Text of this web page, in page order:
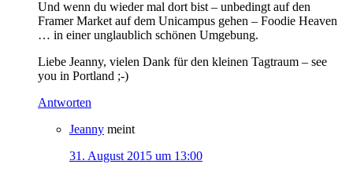
Und wenn du wieder mal dort bist – unbedingt auf den
Framer Market auf dem Unicampus gehen – Foodie Heaven
… in einer unglaublich schönen Umgebung.
Liebe Jeanny, vielen Dank für den kleinen Tagtraum – see
you in Portland ;-)
Antworten
Jeanny meint
31. August 2015 um 13:00